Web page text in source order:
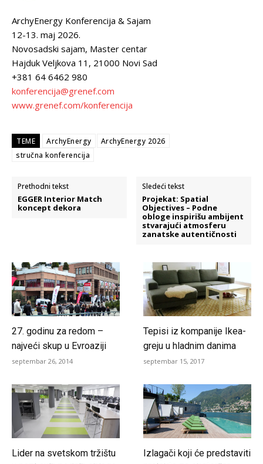
ArchyEnergy Konferencija & Sajam
12-13. maj 2026.
Novosadski sajam, Master centar
Hajduk Veljkova 11, 21000 Novi Sad
+381 64 6462 980
konferencija@grenef.com
www.grenef.com/konferencija
TEME ArchyEnergy
ArchyEnergy 2026
stručna konferencija
Prethodni tekst
EGGER Interior Match
koncept dekora
Sledeći tekst
Projekat: Spatial
Objectives – Podne
obloge inspirišu ambijent
stvarajući atmosferu
zanatske autentičnosti
27. godinu za redom –
najveći skup u Evroaziji
septembar 26, 2014
Tepisi iz kompanije Ikea-
greju u hladnim danima
septembar 15, 2017
Lider na svetskom tržištu
Izlagači koji će predstaviti